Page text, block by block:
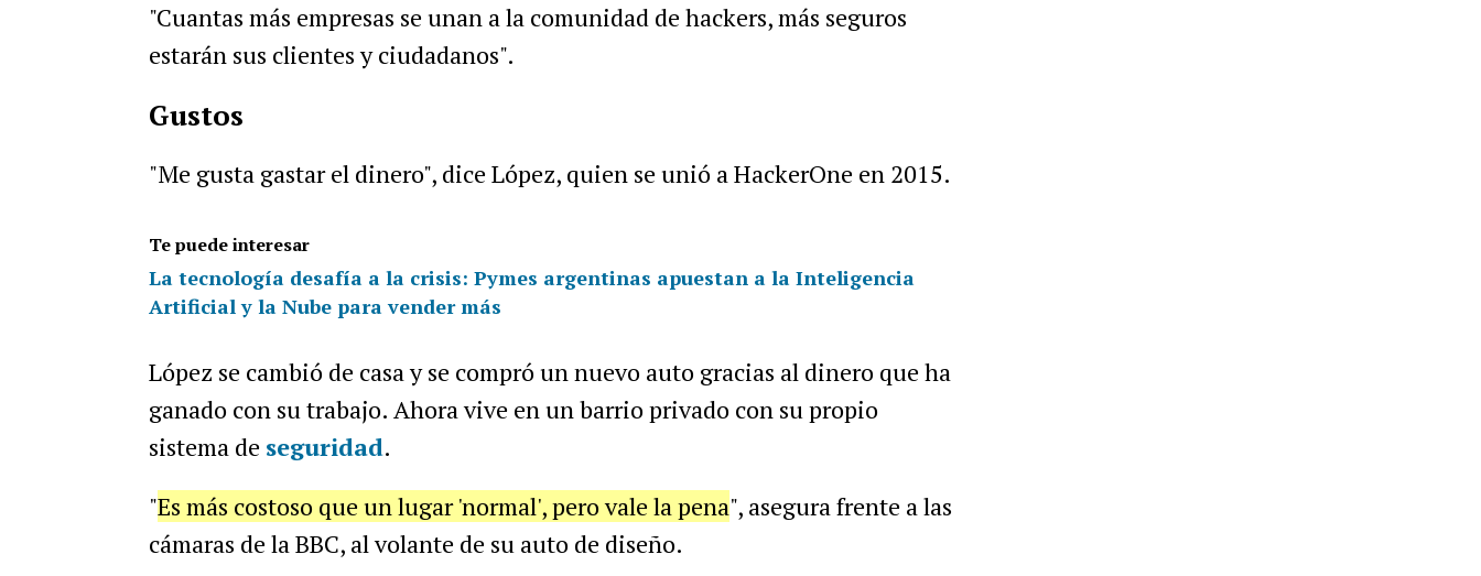
"Cuantas más empresas se unan a la comunidad de hackers, más seguros
estarán sus clientes y ciudadanos".
Gustos
"Me gusta gastar el dinero", dice López, quien se unió a HackerOne en 2015.
Te puede interesar
La tecnología desafía a la crisis: Pymes argentinas apuestan a la Inteligencia
Artificial y la Nube para vender más
López se cambió de casa y se compró un nuevo auto gracias al dinero que ha
ganado con su trabajo. Ahora vive en un barrio privado con su propio
sistema de seguridad.
"Es más costoso que un lugar 'normal', pero vale la pena", asegura frente a las
cámaras de la BBC, al volante de su auto de diseño.